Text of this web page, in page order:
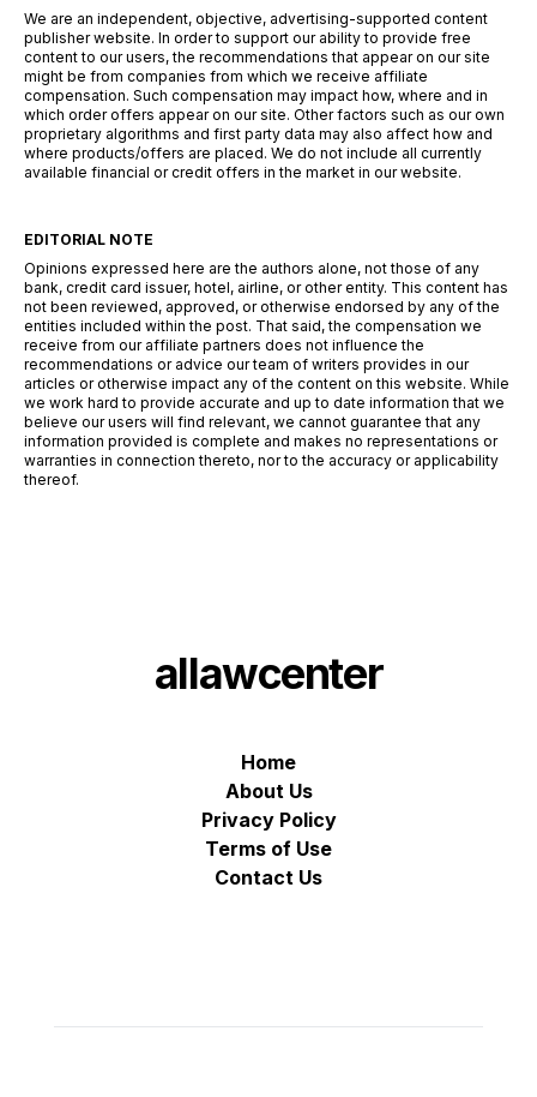
We are an independent, objective, advertising-supported content
publisher website. In order to support our ability to provide free
content to our users, the recommendations that appear on our site
might be from companies from which we receive affiliate
compensation. Such compensation may impact how, where and in
which order offers appear on our site. Other factors such as our own
proprietary algorithms and first party data may also affect how and
where products/offers are placed. We do not include all currently
available financial or credit offers in the market in our website.
EDITORIAL NOTE
Opinions expressed here are the authors alone, not those of any
bank, credit card issuer, hotel, airline, or other entity. This content has
not been reviewed, approved, or otherwise endorsed by any of the
entities included within the post. That said, the compensation we
receive from our affiliate partners does not influence the
recommendations or advice our team of writers provides in our
articles or otherwise impact any of the content on this website. While
we work hard to provide accurate and up to date information that we
believe our users will find relevant, we cannot guarantee that any
information provided is complete and makes no representations or
warranties in connection thereto, nor to the accuracy or applicability
thereof.
allawcenter
Home
About Us
Privacy Policy
Terms of Use
Contact Us